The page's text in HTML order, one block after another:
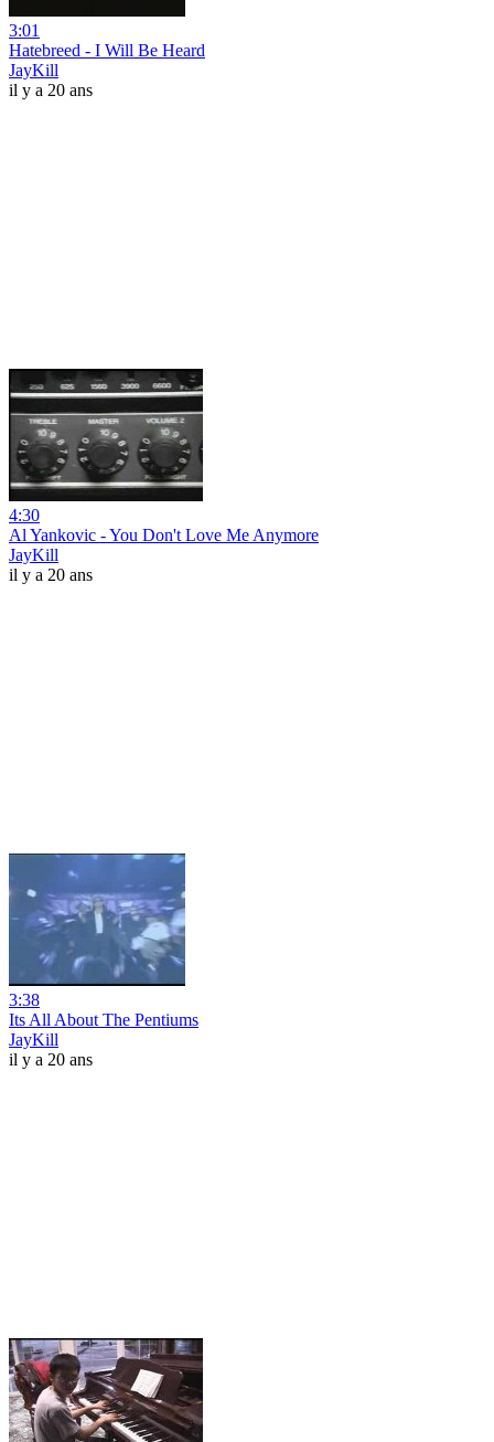
3:01
Hatebreed - I Will Be Heard
JayKill
il y a 20 ans
4:30
Al Yankovic - You Don't Love Me Anymore
JayKill
il y a 20 ans
3:38
Its All About The Pentiums
JayKill
il y a 20 ans